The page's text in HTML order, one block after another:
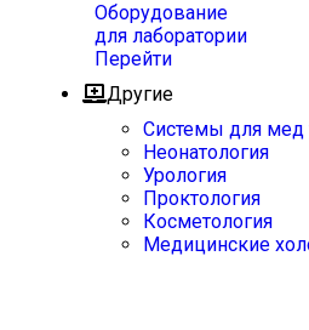
Оборудование
для лаборатории
Перейти
Другие
Системы для мед
Неонатология
Урология
Проктология
Косметология
Медицинские